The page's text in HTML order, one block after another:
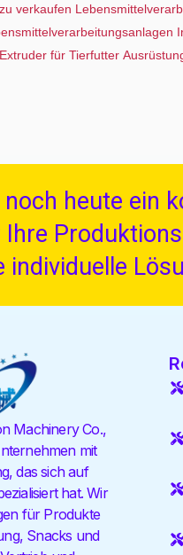
verkaufen
Extruder für Tierfutter
noch heute ein
individuelle
Machinery Co.,
mit
das sich auf
hat. Wir
für Produkte
Snacks und